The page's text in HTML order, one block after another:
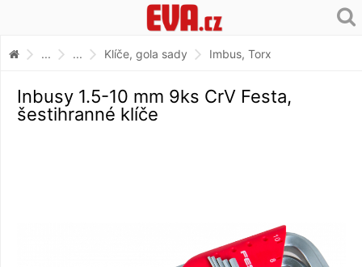
... ... Klíče, gola sady Imbus, Torx
Inbusy 1.5-10 mm 9ks CrV Festa,
šestihranné klíče